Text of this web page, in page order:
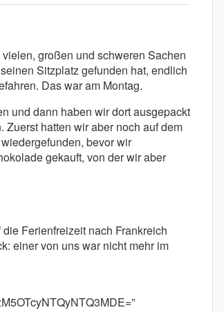
großen und schweren Sachen
Sitzplatz gefunden hat, endlich
Das war am Montag.
und dann haben wir dort ausgepackt
hatten wir aber noch auf dem
bevor wir
gekauft, von der wir aber
Ferienfreizeit nach Frankreich
einer von uns war nicht mehr im